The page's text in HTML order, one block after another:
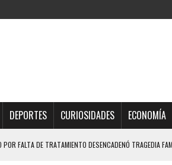
DEPORTES CURIOSIDADES ECONOMÍA
FALTA DE TRATAMIENTO DESENCADENÓ TRAGEDIA